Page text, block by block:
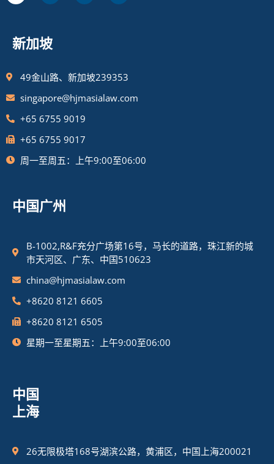
新加坡
49金山路、新加坡239353
singapore@hjmasialaw.com
+65 6755 9019
+65 6755 9017
周一至周五：上午9:00至06:00
中国广州
B-1002,R&F充分广场第16号，马长的道路，珠江新的城
市天河区、广东、中国510623
china@hjmasialaw.com
+8620 8121 6605
+8620 8121 6505
星期一至星期五：上午9:00至06:00
中国
上海
26无限极塔168号湖滨公路，黄浦区，中国上海200021